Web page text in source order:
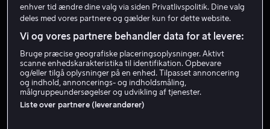
6.7 Drama Action 2013 2 t.
15 år
Lej 55 kr
Køb 139 kr
enhver tid ændre dine valg via siden Privatlivspolitik. Dine valg
deles med vores partnere og gælder kun for dette website.
Vi og vores partnere behandler data for at levere:
Bruge præcise geografiske placeringsoplysninger. Aktivt
scanne enhedskarakteristika til identifikation. Opbevare
og/eller tilgå oplysninger på en enhed. Tilpasset annoncering
og indhold, annoncerings- og indholdsmåling,
målgruppeundersøgelser og udvikling af tjenester.
Liste over partnere (leverandører)